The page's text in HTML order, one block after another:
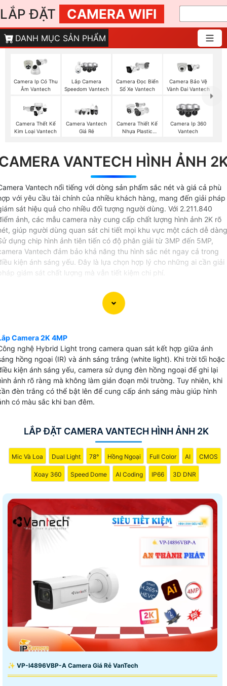
LẮP ĐẶT CAMERA WIFI
DANH MỤC SẢN PHẨM
Camera Ip Có Thu
Âm Vantech
Lắp Camera
Speedom Vantech
Camera Đọc Biển
Số Xe Vantech
Camera Bảo Vệ
Vành Đai Vantech
Camera Thết Kế
Kim Loại Vantech
Camera Vantech
Giá Rẻ
Camera Thiết Kế
Nhựa Plastic
Camera Ip 360
Vantech
VANTECH HÌNH ẢNH
Vantech nổi tiếng với dòng sản phẩm sắc nét và giá cả phù
với yêu cầu tài chính của nhiều khách hàng, mang đến giải pháp
sát hiệu quả cho nhiều đối tượng người dùng. Với 2.211.840
ảnh, các mẫu camera này cung cấp chất lượng hình ảnh 2K rõ
giúp người dùng quan sát chi tiết mọi khu vực một cách dễ
dụng chip hình ảnh tiên tiến có độ phân giải từ 3MP đến 5MP,
Vantech đảm bảo khả năng thu hình sắc nét ngay cả trong
kiện ánh sáng yếu. Đây là lựa chọn hợp lý cho những ai cần giải
giám sát chất lượng mà vẫn tiết kiệm chi phí.
Camera 2K 4MP
nghệ Hybrid Light trong camera quan sát kết hợp giữa ánh
hồng ngoại (IR) và ánh sáng trắng (white light). Khi trời tối hoặc
kiện ánh sáng yếu, camera sử dụng đèn hồng ngoại để ghi lại
ảnh rõ ràng mà không làm gián đoạn môi trường. Tuy nhiên, khi
đèn trắng có thể bật lên để cung cấp ánh sáng màu giúp hình
có màu sắc khi ban đêm.
LẮP ĐẶT CAMERA VANTECH HÌNH ẢNH 2K
Mic Và Loa Dual Light 78° Hồng Ngoại Full Color AI CMOS
Xoay 360 Speed Dome AI Coding IP66 3D DNR
✨ VP-I4896VBP-A Camera Giá Rẻ VanTech